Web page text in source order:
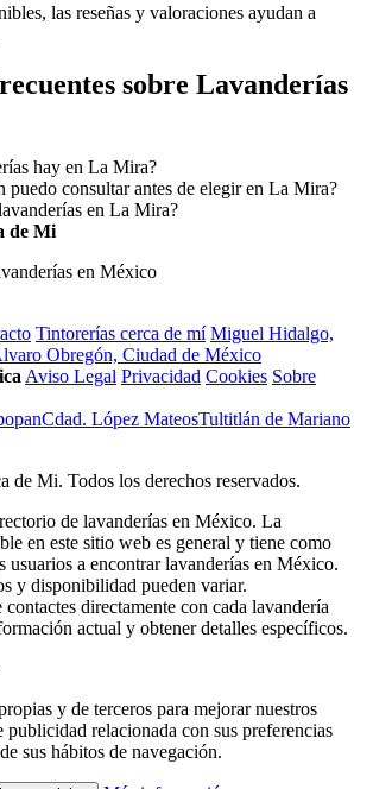
las reseñas y valoraciones ayudan a
sobre Lavanderías
hay en La Mira?
puedo consultar antes de elegir en La Mira?
en La Mira?
de Mi
en México
Tintorerías cerca de mí Miguel Hidalgo,
Obregón, Ciudad de México
Aviso Legal Privacidad Cookies Sobre
Cdad. López MateosTultitlán de Mariano
de Mi. Todos los derechos reservados.
de lavanderías en México. La
en este sitio web es general y tiene como
usuarios a encontrar lavanderías en México.
y disponibilidad pueden variar.
directamente con cada lavandería
actual y obtener detalles específicos.
y de terceros para mejorar nuestros
publicidad relacionada con sus preferencias
sus hábitos de navegación.